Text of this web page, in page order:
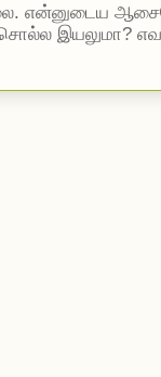
என்னுடைய
சொல்ல இயலுமா?